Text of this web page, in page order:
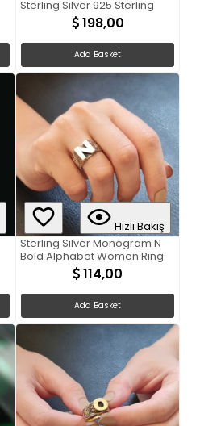
Sterling Silver 925 Sterling
198,00
Add Basket
Hızlı Bakış
Sterling Silver Monogram N
Bold Alphabet Women Ring
114,00
Add Basket